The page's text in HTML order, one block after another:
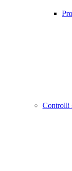
Controlli